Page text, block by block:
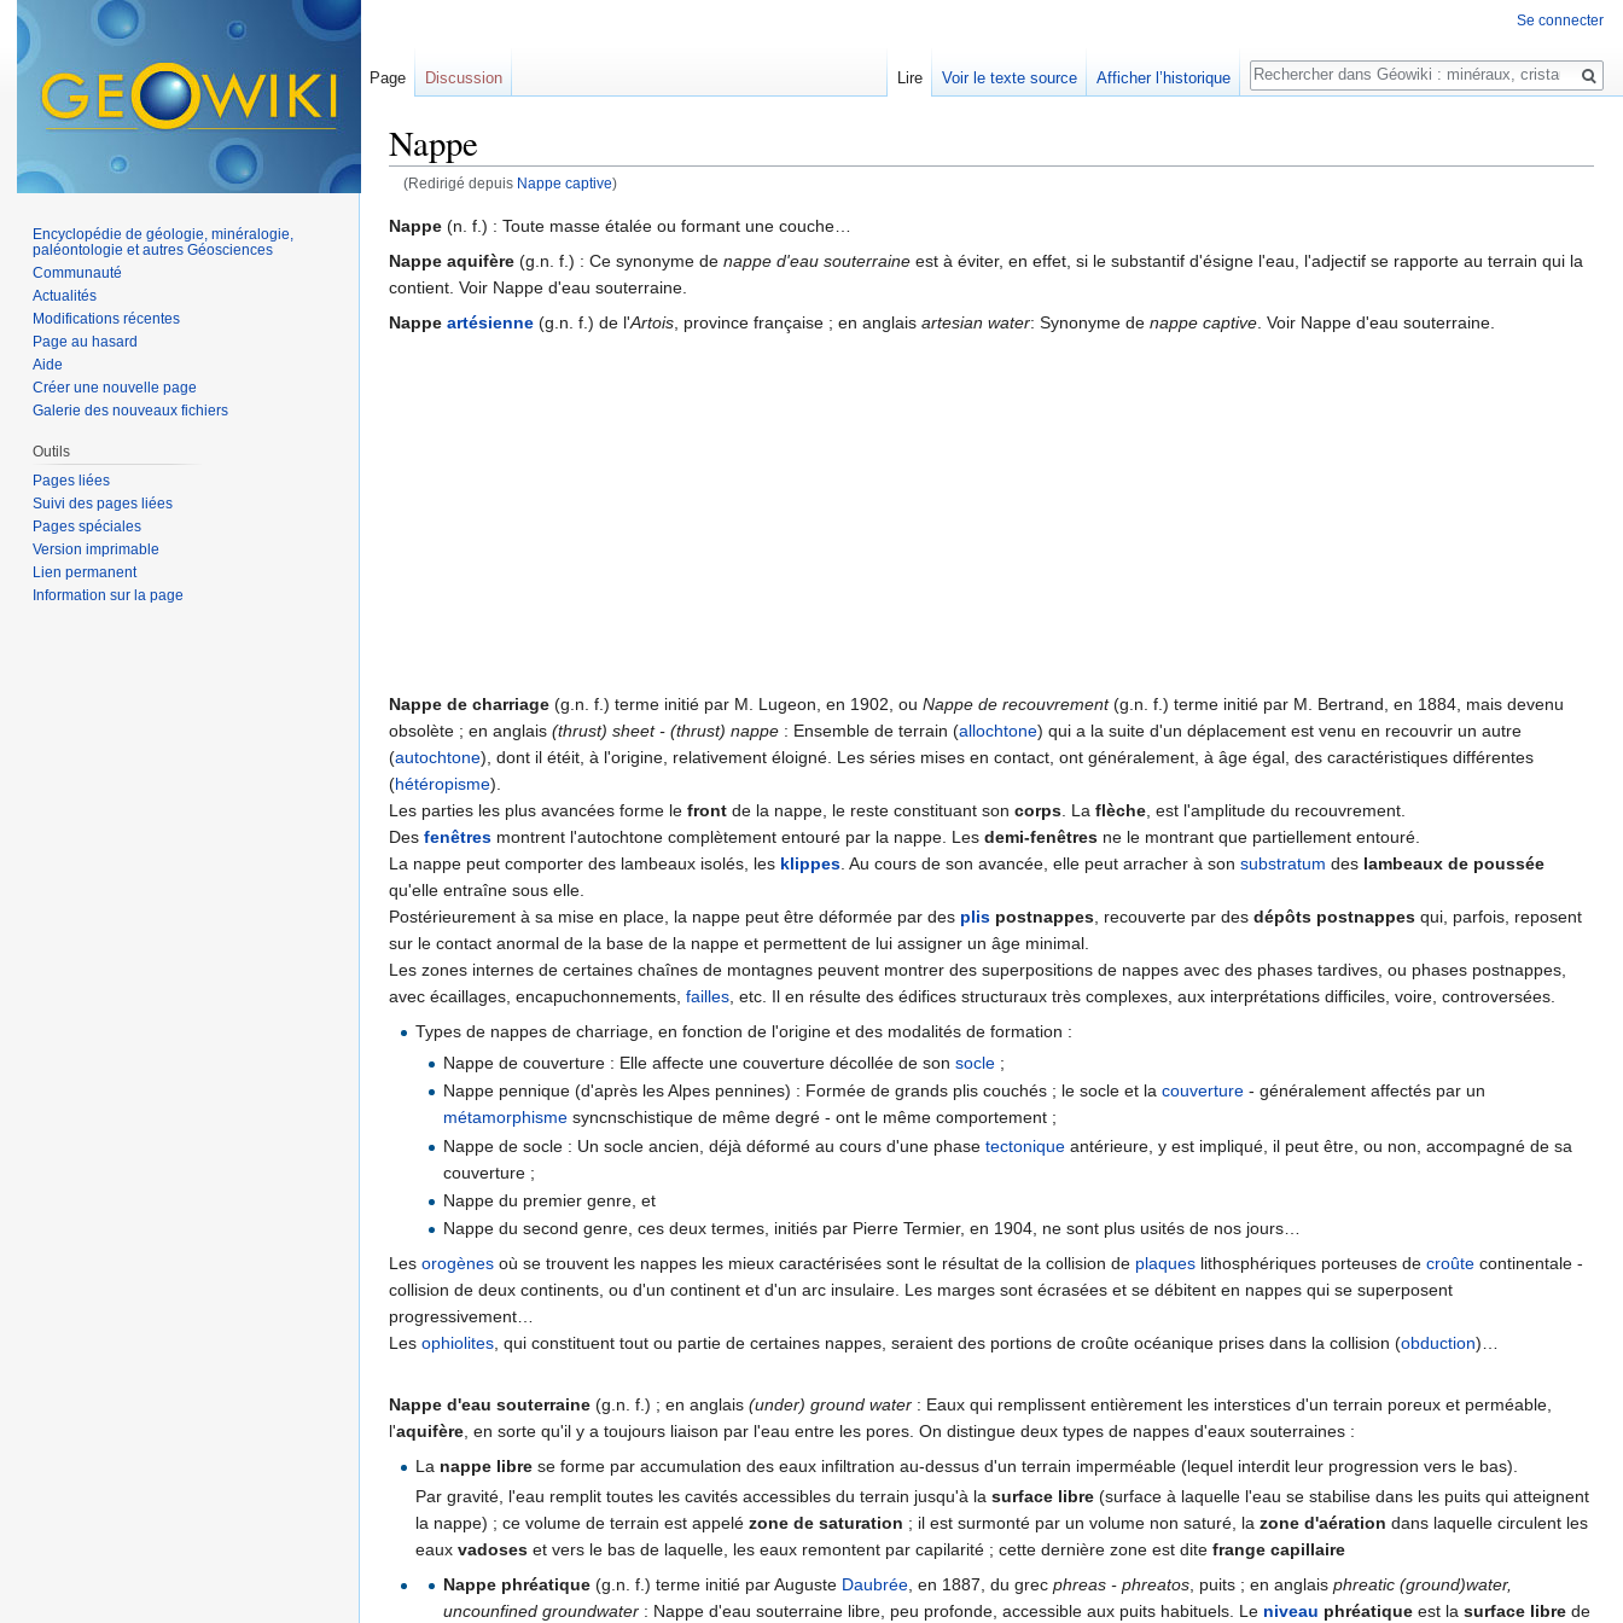
Nappe
(Redirigé depuis Nappe captive)
Nappe (n. f.) : Toute masse étalée ou formant une couche…
Nappe aquifère (g.n. f.) : Ce synonyme de nappe d'eau souterraine est à éviter, en effet, si le substantif d'ésigne l'eau, l'adjectif se rapporte au terrain qui la
contient. Voir Nappe d'eau souterraine.
Nappe artésienne (g.n. f.) de l'Artois , province française ; en anglais artesian water: Synonyme de nappe captive . Voir Nappe d'eau souterraine.
Nappe de charriage (g.n. f.) terme initié par M. Lugeon, en 1902, ou Nappe de recouvrement(g.n. f.) terme initié par M. Bertrand, en 1884, mais devenu
obsolète ; en anglais (thrust) sheet - (thrust) nappe : Ensemble de terrain (allochtone) qui a la suite d'un déplacement est venu en recouvrir un autre
(autochtone), dont il étéit, à l'origine, relativement éloigné. Les séries mises en contact, ont généralement, à âge égal, des caractéristiques différentes
(hétéropisme).
Les parties les plus avancées forme le front de la nappe, le reste constituant son corps . La flèche , est l'amplitude du recouvrement.
Des fenêtres montrent l'autochtone complètement entouré par la nappe. Les demi-fenêtres ne le montrant que partiellement entouré.
La nappe peut comporter des lambeaux isolés, les klippes . Au cours de son avancée, elle peut arracher à son substratum des lambeaux de poussée
qu'elle entraîne sous elle.
Postérieurement à sa mise en place, la nappe peut être déformée par des plis postnappes , recouverte par des dépôts postnappes qui, parfois, reposent
sur le contact anormal de la base de la nappe et permettent de lui assigner un âge minimal.
Les zones internes de certaines chaînes de montagnes peuvent montrer des superpositions de nappes avec des phases tardives, ou phases postnappes,
avec écaillages, encapuchonnements, failles , etc. Il en résulte des édifices structuraux très complexes, aux interprétations difficiles, voire, controversées.
Types de nappes de charriage, en fonction de l'origine et des modalités de formation :
Nappe de couverture : Elle affecte une couverture décollée de son socle;
Nappe pennique (d'après les Alpes pennines) : Formée de grands plis couchés ; le socle et la couverture- généralement affectés par un
métamorphismesyncnschistique de même degré - ont le même comportement ;
Nappe de socle : Un socle ancien, déjà déformé au cours d'une phase tectoniqueantérieure, y est impliqué, il peut être, ou non, accompagné de sa
couverture ;
Nappe du premier genre, et
Nappe du second genre, ces deux termes, initiés par Pierre Termier, en 1904, ne sont plus usités de nos jours…
Les orogènes où se trouvent les nappes les mieux caractérisées sont le résultat de la collision de plaques lithosphériques porteuses de croûte continentale -
collision de deux continents, ou d'un continent et d'un arc insulaire. Les marges sont écrasées et se débitent en nappes qui se superposent
progressivement…
Les ophiolites, qui constituent tout ou partie de certaines nappes, seraient des portions de croûte océanique prises dans la collision (obduction)…
Nappe d'eau souterraine (g.n. f.) ; en anglais (under) ground water : Eaux qui remplissent entièrement les interstices d'un terrain poreux et perméable,
l'aquifère, en sorte qu'il y a toujours liaison par l'eau entre les pores. On distingue deux types de nappes d'eaux souterraines :
La nappe libre se forme par accumulation des eaux infiltration au-dessus d'un terrain imperméable (lequel interdit leur progression vers le bas).
Par gravité, l'eau remplit toutes les cavités accessibles du terrain jusqu'à lasurface libre (surface à laquelle l'eau se stabilise dans les puits qui atteignent
la nappe) ; ce volume de terrain est appelézone de saturation ; il est surmonté par un volume non saturé, lazone d'aération dans laquelle circulent les
eauxvadoses et vers le bas de laquelle, les eaux remontent par capilarité ; cette dernière zone est ditefrange capillaire
Nappe phréatique(g.n. f.) terme initié par Auguste Daubrée, en 1887, du grec phreas - phreatos, puits ; en anglais phreatic (ground)water,
uncounfined groundwater: Nappe d'eau souterraine libre, peu profonde, accessible aux puits habituels. Le niveau phréatiqueest la surface librede
Se connecter
Page Discussion Lire Voir le texte source Afficher l’historique
Rechercher
Encyclopédie de géologie, minéralogie,
paléontologie et autres Géosciences
Communauté
Actualités
Modifications récentes
Page au hasard
Aide
Créer une nouvelle page
Galerie des nouveaux fichiers
Outils
Pages liées
Suivi des pages liées
Pages spéciales
Version imprimable
Lien permanent
Information sur la page